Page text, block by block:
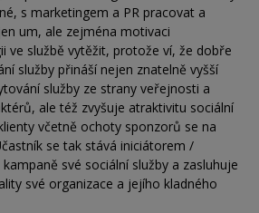
s marketingem a PR pracovat a
um, ale zejména motivaci
ve službě vytěžit, protože ví, že dobře
služby přináší nejen znatelně vyšší
služby ze strany veřejnosti a
ale též zvyšuje atraktivitu sociální
včetně ochoty sponzorů se na
se tak stává iniciátorem /
své sociální služby a zasluhuje
své organizace a jejího kladného